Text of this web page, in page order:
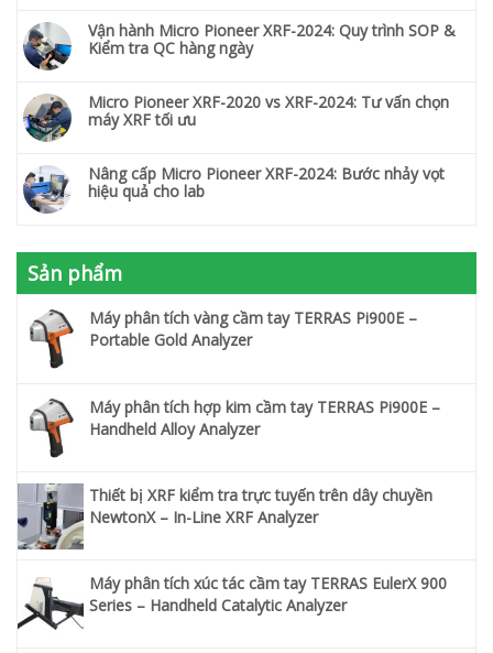
Vận hành Micro Pioneer XRF-2024: Quy trình SOP &
Kiểm tra QC hàng ngày
Micro Pioneer XRF-2020 vs XRF-2024: Tư vấn chọn
máy XRF tối ưu
Nâng cấp Micro Pioneer XRF-2024: Bước nhảy vọt
hiệu quả cho lab
Sản phẩm
Máy phân tích vàng cầm tay TERRAS Pi900E –
Portable Gold Analyzer
Máy phân tích hợp kim cầm tay TERRAS Pi900E –
Handheld Alloy Analyzer
Thiết bị XRF kiểm tra trực tuyến trên dây chuyền
NewtonX – In-Line XRF Analyzer
Máy phân tích xúc tác cầm tay TERRAS EulerX 900
Series – Handheld Catalytic Analyzer